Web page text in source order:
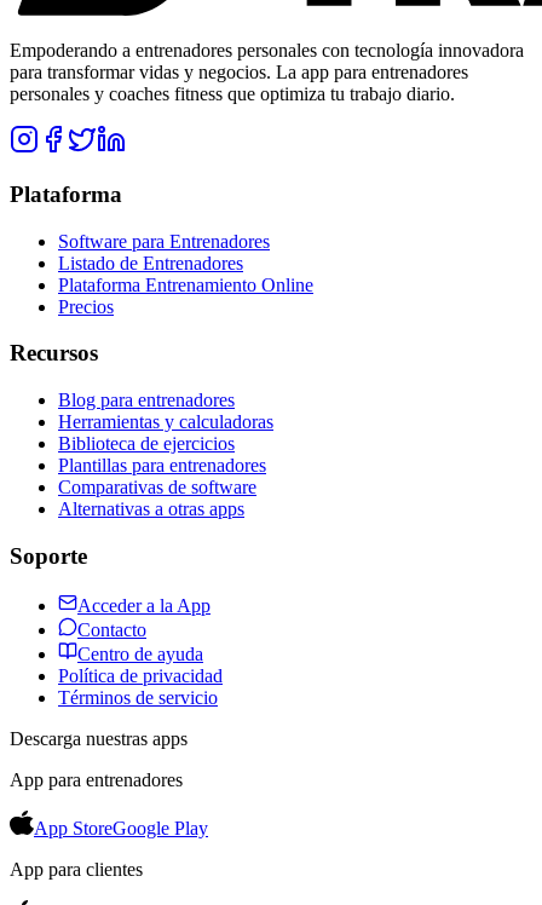
Empoderando a entrenadores personales con tecnología innovadora
para transformar vidas y negocios. La app para entrenadores
personales y coaches fitness que optimiza tu trabajo diario.
Plataforma
Software para Entrenadores
Listado de Entrenadores
Plataforma Entrenamiento Online
Precios
Recursos
Blog para entrenadores
Herramientas y calculadoras
Biblioteca de ejercicios
Plantillas para entrenadores
Comparativas de software
Alternativas a otras apps
Soporte
Acceder a la App
Contacto
Centro de ayuda
Política de privacidad
Términos de servicio
Descarga nuestras apps
App para entrenadores
App StoreGoogle Play
App para clientes